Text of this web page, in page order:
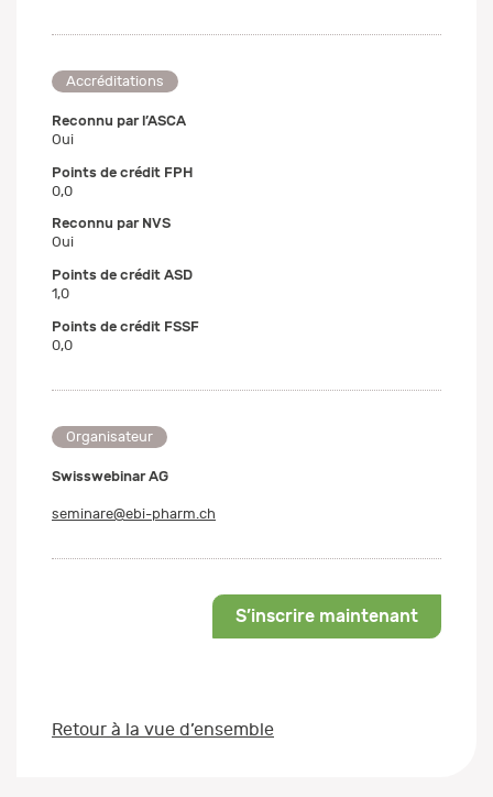
Accréditations
Reconnu par l’ASCA
Oui
Points de crédit FPH
0,0
Reconnu par NVS
Oui
Points de crédit ASD
1,0
Points de crédit FSSF
0,0
Organisateur
Swisswebinar AG
seminare@ebi-pharm.ch
S’inscrire maintenant
Retour à la vue d’ensemble